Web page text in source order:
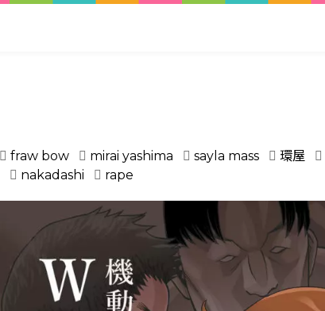
fraw bow mirai yashima sayla mass 環屋
nakadashi rape